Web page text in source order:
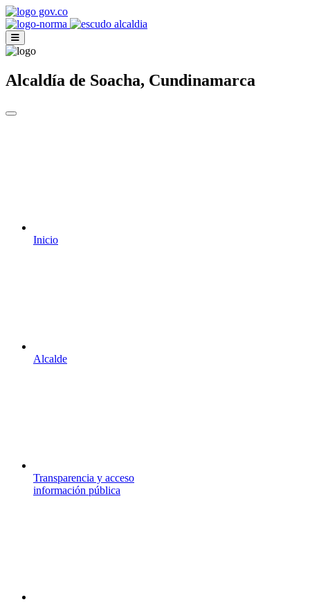
Alcaldía de Soacha, Cundinamarca
Inicio
Alcalde
Transparencia y acceso
información pública